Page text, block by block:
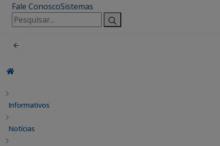
Fale ConoscoSistemas
Pesquisar
por:
Informativos
Notícias